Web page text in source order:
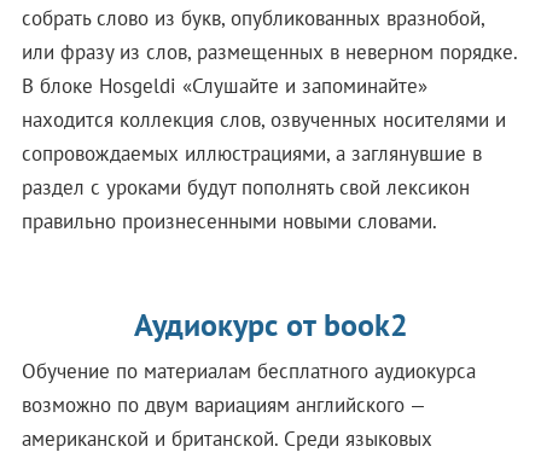
собрать слово из букв, опубликованных вразнобой,
или фразу из слов, размещенных в неверном порядке.
В блоке Hosgeldi «Слушайте и запоминайте»
находится коллекция слов, озвученных носителями и
сопровождаемых иллюстрациями, а заглянувшие в
раздел с уроками будут пополнять свой лексикон
правильно произнесенными новыми словами.
Аудиокурс от book2
Обучение по материалам бесплатного аудиокурса
возможно по двум вариациям английского —
американской и британской. Среди языковых